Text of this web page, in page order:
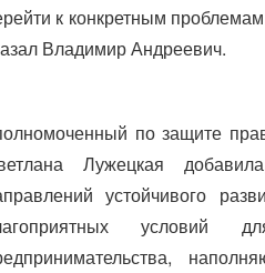
к конкретным
Владимир Андреевич.
по защите
Лужецкая
устойчивого
условий